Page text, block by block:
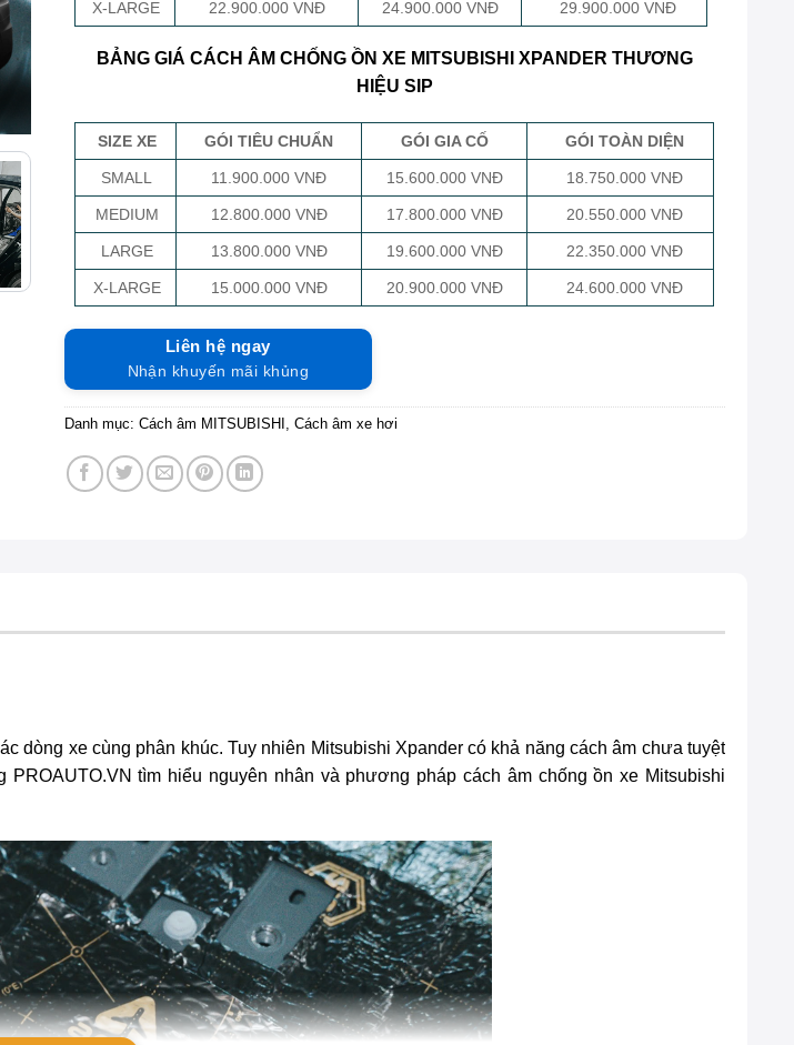
X-LARGE 22.900.000 VNĐ 24.900.000 VNĐ 29.900.000 VNĐ
BẢNG GIÁ CÁCH ÂM CHỐNG ỒN XE MITSUBISHI XPANDER THƯƠNG
HIỆU SIP
SIZE XE GÓI TIÊU CHUẨN GÓI GIA CỐ GÓI TOÀN DIỆN
SMALL 11.900.000 VNĐ 15.600.000 VNĐ 18.750.000 VNĐ
MEDIUM 12.800.000 VNĐ 17.800.000 VNĐ 20.550.000 VNĐ
LARGE 13.800.000 VNĐ 19.600.000 VNĐ 22.350.000 VNĐ
X-LARGE 15.000.000 VNĐ 20.900.000 VNĐ 24.600.000 VNĐ
Liên hệ ngay
Nhận khuyến mãi khủng
Danh mục: Cách âm MITSUBISHI , Cách âm xe hơi
dòng xe cùng phân khúc. Tuy nhiên Mitsubishi Xpander có khả năng cách âm chưa tuyệt
PROAUTO.VN tìm hiểu nguyên nhân và phương phápcách âm chống ồn xe Mitsubishi